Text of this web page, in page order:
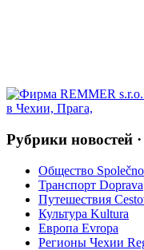
Рубрики новостей
Общество
Транспорт Doprava
Путешествия
Культура Kultura
Европа Evropa
Регионы Чехии